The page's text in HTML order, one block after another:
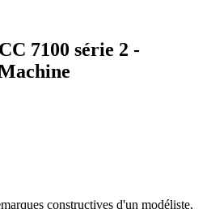
7100 série 2 -
constructives d'un modéliste,